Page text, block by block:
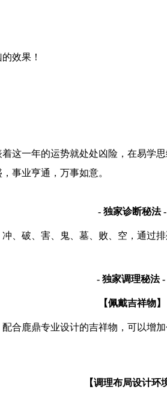
效果！
这一年的运势就处处凶险，在易
事业亨通，万事如意。
- 独家诊断秘法 -
、破、害、鬼、墓、败、空，通过
- 独家调理秘法 -
【佩戴吉祥物】
合鹿鼎专业设计的吉祥物，可以增
【调理布局设计环